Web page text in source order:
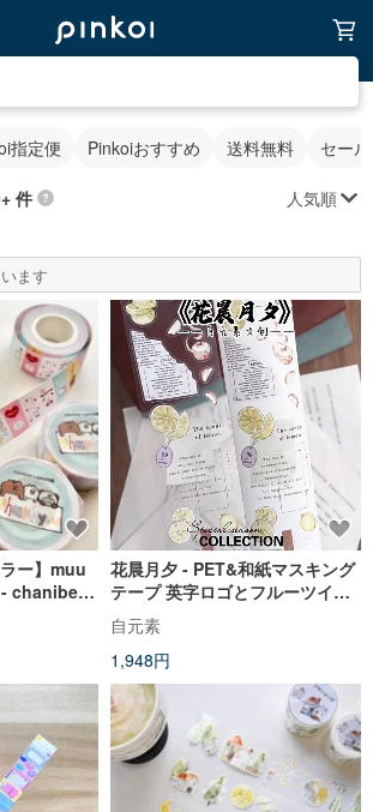
指定便 Pinkoiおすすめ 送料無料 セー
件 人気順
ます
ー】muu
chanibear
の庭
花晨月夕 - PET&和紙マスキング
テープ 英字ロゴとフルーツイラ
ストで彩るDIY手帳デコレーショ
ン素材
自元素
1,948円